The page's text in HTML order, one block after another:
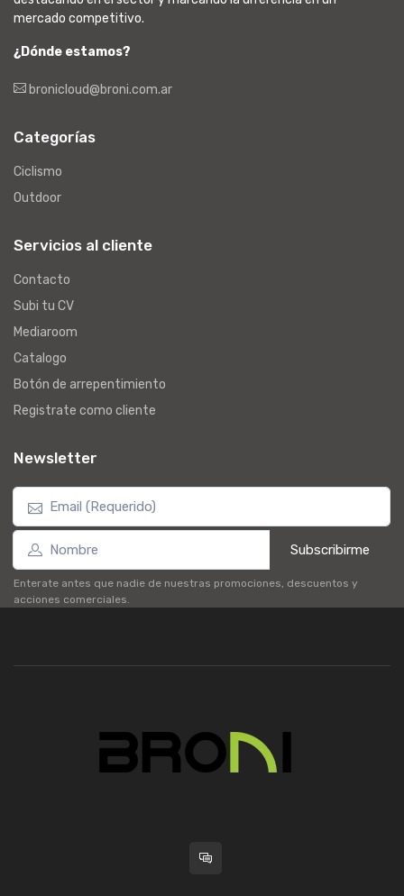
mercado competitivo.
¿Dónde estamos?
bronicloud@broni.com.ar
Categorías
Ciclismo
Outdoor
Servicios al cliente
Contacto
Subi tu CV
Mediaroom
Catalogo
Botón de arrepentimiento
Registrate como cliente
Newsletter
Subscribirme
Enterate antes que nadie de nuestras promociones, descuentos y
acciones comerciales.